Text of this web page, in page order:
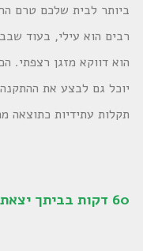
ביותר לבית שלכם טרם
רבים הוא עילי, בעוד
הוא דווקא מזגן רצפתי.
יוכל גם לבצע את
תקלות עתידיות כתוצאה
60 דקות בביתך יצאתי צדיק